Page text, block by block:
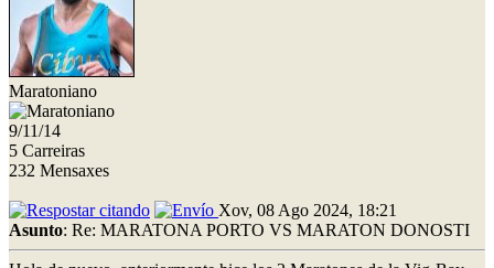
Maratoniano
9/11/14
5 Carreiras
232 Mensaxes
Xov, 08 Ago 2024, 18:21
Asunto: Re: MARATONA PORTO VS MARATON DONOSTI